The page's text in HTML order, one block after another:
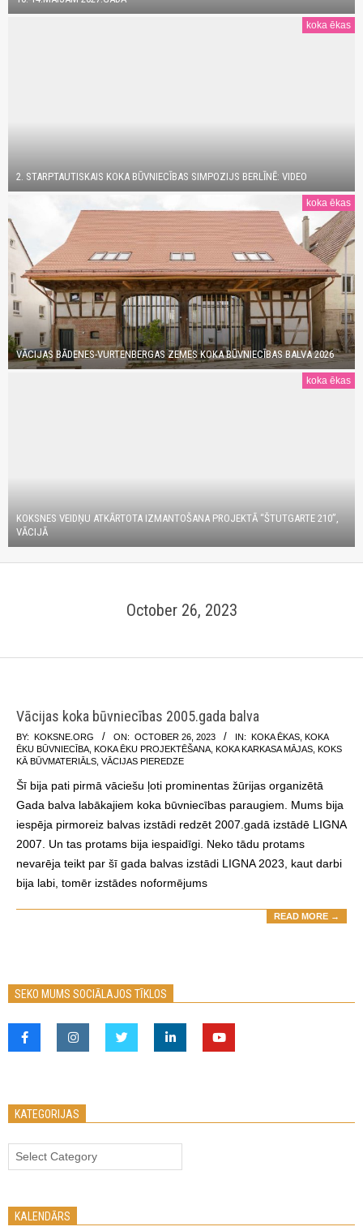
koka ēkas
2. STARPTAUTISKAIS KOKA BŪVNIECĪBAS SIMPOZIJS BERLĪNĒ: VIDEO
koka ēkas
VĀCIJAS BĀDENES-VURTENBERGAS ZEMES KOKA BŪVNIECĪBAS BALVA 2026
koka ēkas
KOKSNES VEIDŅU ATKĀRTOTA IZMANTOŠANA PROJEKTĀ “ŠTUTGARTE 210”,
VĀCIJĀ
October 26, 2023
Vācijas koka būvniecības 2005.gada balva
2023-
10-
BY: KOKSNE.ORG ON: OCTOBER 26, 2023 IN: KOKA ĒKAS
KOKA
ĒKU BŪVNIECĪBA
KOKA ĒKU PROJEKTĒŠANA KOKA KARKASA MĀJAS
KOKS
KĀ BŪVMATERIĀLS VĀCIJAS PIEREDZE
Šī bija pati pirmā vāciešu ļoti prominentas žūrijas organizētā
Gada balva labākajiem koka būvniecības paraugiem. Mums bija
iespēja pirmoreiz balvas izstādi redzēt 2007.gadā izstādē LIGNA
2007. Un tas protams bija iespaidīgi. Neko tādu protams
nevarēja teikt par šī gada balvas izstādi LIGNA 2023, kaut darbi
bija labi, tomēr izstādes noformējums
READ MORE →
SEKO MUMS SOCIĀLAJOS TĪKLOS
KATEGORIJAS
Kategorijas
KALENDĀRS